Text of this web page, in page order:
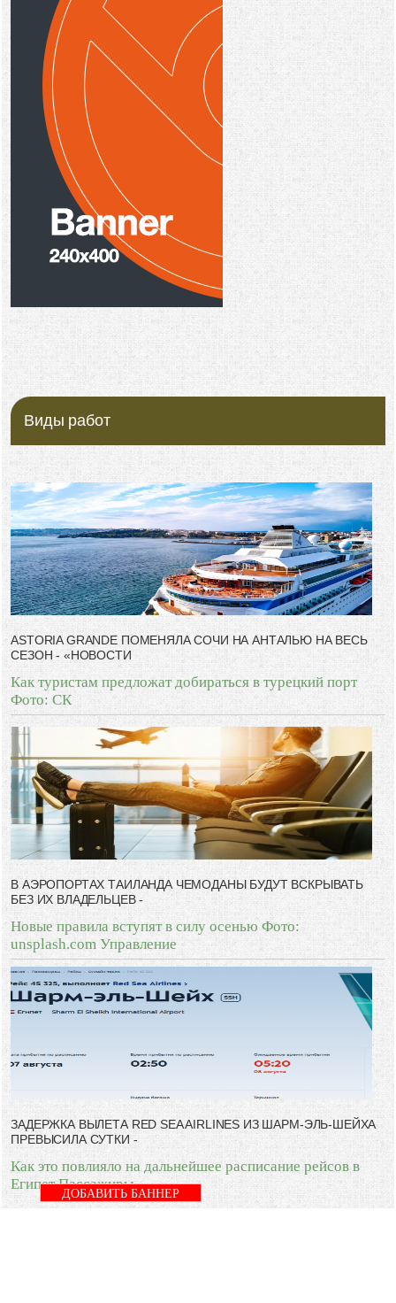
Виды работ
ASTORIA GRANDE ПОМЕНЯЛА СОЧИ НА АНТАЛЬЮ НА ВЕСЬ
СЕЗОН - «НОВОСТИ
Как туристам предложат добираться в турецкий порт
Фото: СК
В АЭРОПОРТАХ ТАИЛАНДА ЧЕМОДАНЫ БУДУТ ВСКРЫВАТЬ
БЕЗ ИХ ВЛАДЕЛЬЦЕВ -
Новые правила вступят в силу осенью Фото:
unsplash.com Управление
ЗАДЕРЖКА ВЫЛЕТА RED SEA AIRLINES ИЗ ШАРМ-ЭЛЬ-ШЕЙХА
ПРЕВЫСИЛА СУТКИ -
Как это повлияло на дальнейшее расписание рейсов в
Египет Пассажиры
ДОБАВИТЬ БАННЕР